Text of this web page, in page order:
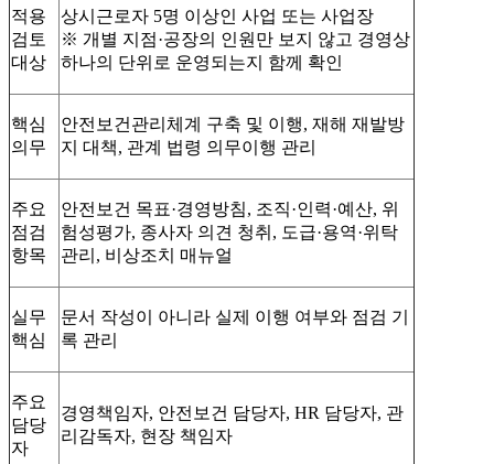
적용
검토
대상
상시근로자 5명 이상인 사업 또는 사업장
※ 개별 지점·공장의 인원만 보지 않고 경영상
하나의 단위로 운영되는지 함께 확인
핵심
의무
안전보건관리체계 구축 및 이행, 재해 재발방
지 대책, 관계 법령 의무이행 관리
주요
점검
항목
안전보건 목표·경영방침, 조직·인력·예산, 위
험성평가, 종사자 의견 청취, 도급·용역·위탁
관리, 비상조치 매뉴얼
실무
핵심
문서 작성이 아니라 실제 이행 여부와 점검 기
록 관리
주요
담당
자
경영책임자, 안전보건 담당자, HR 담당자, 관
리감독자, 현장 책임자